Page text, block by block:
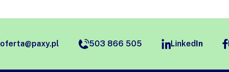
oferta@paxy.pl 503 866 505 Linked In